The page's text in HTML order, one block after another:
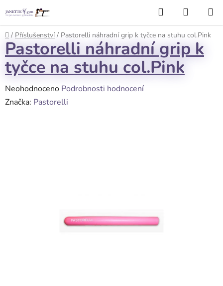
na
obsah
Hledat
KOŠÍK
Domů
/ Příslušenství / Pastorelli náhradní grip k tyčce na stuhu col.Pink
Pastorelli náhradní grip k
tyčce na stuhu col.Pink
Průměrné
hodnocení
Neohodnoceno Podrobnosti hodnocení
Značka: Pastorelli